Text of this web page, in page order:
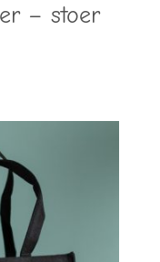
– stoer